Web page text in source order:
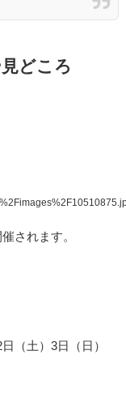
どころ
されます。
（土）3日（日）